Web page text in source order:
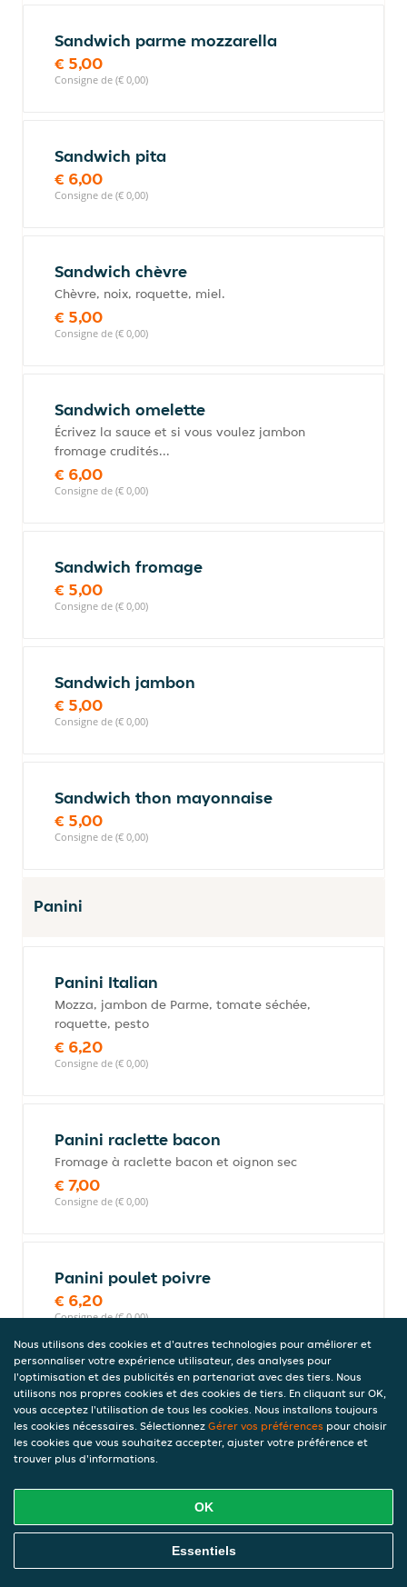
Sandwich parme mozzarella
€ 5,00
Consigne de (€ 0,00)
Sandwich pita
€ 6,00
Consigne de (€ 0,00)
Sandwich chèvre
Chèvre, noix, roquette, miel.
€ 5,00
Consigne de (€ 0,00)
Sandwich omelette
Écrivez la sauce et si vous voulez jambon
fromage crudités...
€ 6,00
Consigne de (€ 0,00)
Sandwich fromage
€ 5,00
Consigne de (€ 0,00)
Sandwich jambon
€ 5,00
Consigne de (€ 0,00)
Sandwich thon mayonnaise
€ 5,00
Consigne de (€ 0,00)
Panini
Panini Italian
Mozza, jambon de Parme, tomate séchée,
roquette, pesto
€ 6,20
Consigne de (€ 0,00)
Panini raclette bacon
Fromage à raclette bacon et oignon sec
€ 7,00
Consigne de (€ 0,00)
Panini poulet poivre
€ 6,20
Consigne de (€ 0,00)
Panini chèvre
€ 6,20
Consigne de (€ 0,00)
€ 6,20
Commandez En Ligne
Nous utilisons des cookies et d'autres technologies pour améliorer et
personnaliser votre expérience utilisateur, des analyses pour
l'optimisation et des publicités en partenariat avec des tiers. Nous
utilisons nos propres cookies et des cookies de tiers. En cliquant sur OK,
vous acceptez l'utilisation de tous les cookies. Nous installons toujours
les cookies nécessaires. Sélectionnez Gérer vos préférences pour choisir
les cookies que vous souhaitez accepter, ajuster votre préférence et
trouver plus d'informations.
OK
Essentiels